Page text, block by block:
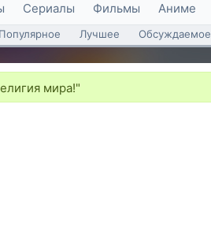
Сериалы Фильмы Аниме
Популярное Лучшее Обсуждаемое
мира!"